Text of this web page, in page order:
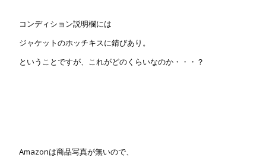
コンディション説明欄には
ジャケットのホッチキスに錆びあり。
ということですが、これがどのくらいなのか・・・？
Amazonは商品写真が無いので、